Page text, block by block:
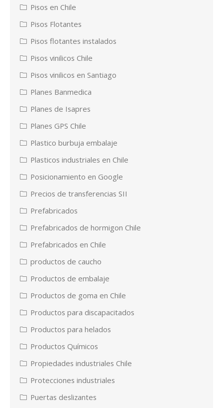
Pisos en Chile
Pisos Flotantes
Pisos flotantes instalados
Pisos vinilicos Chile
Pisos vinilicos en Santiago
Planes Banmedica
Planes de Isapres
Planes GPS Chile
Plastico burbuja embalaje
Plasticos industriales en Chile
Posicionamiento en Google
Precios de transferencias SII
Prefabricados
Prefabricados de hormigon Chile
Prefabricados en Chile
productos de caucho
Productos de embalaje
Productos de goma en Chile
Productos para discapacitados
Productos para helados
Productos Químicos
Propiedades industriales Chile
Protecciones industriales
Puertas deslizantes